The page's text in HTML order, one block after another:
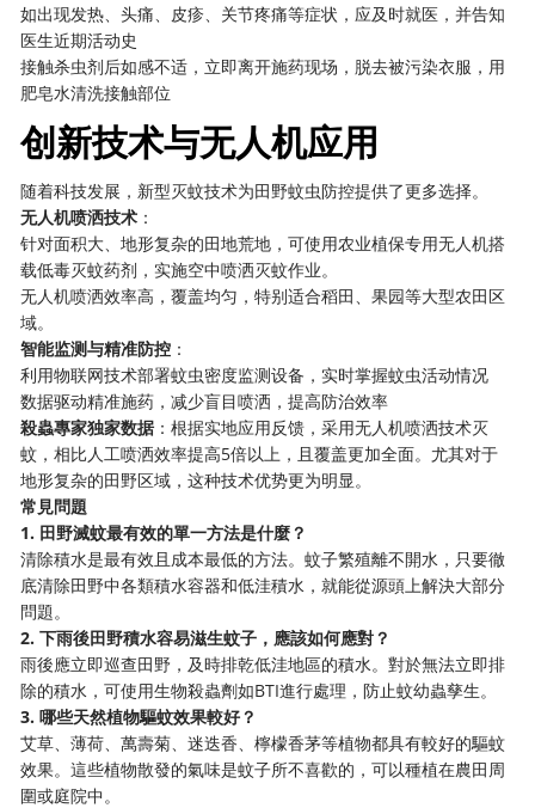
如出现发热、头痛、皮疹、关节疼痛等症状，应及时就医，并告知
医生近期活动史
接触杀虫剂后如感不适，立即离开施药现场，脱去被污染衣服，用
肥皂水清洗接触部位
创新技术与无人机应用
随着科技发展，新型灭蚊技术为田野蚊虫防控提供了更多选择。
无人机喷洒技术 ：
针对面积大、地形复杂的田地荒地，可使用农业植保专用无人机搭
载低毒灭蚊药剂，实施空中喷洒灭蚊作业。
无人机喷洒效率高，覆盖均匀，特别适合稻田、果园等大型农田区
域。
智能监测与精准防控 ：
利用物联网技术部署蚊虫密度监测设备，实时掌握蚊虫活动情况
数据驱动精准施药，减少盲目喷洒，提高防治效率
殺蟲專家独家数据：根据实地应用反馈，采用无人机喷洒技术灭
蚊，相比人工喷洒效率提高5倍以上，且覆盖更加全面。尤其对于
地形复杂的田野区域，这种技术优势更为明显。
常見問題
1. 田野滅蚊最有效的單一方法是什麼？
清除積水是最有效且成本最低的方法。蚊子繁殖離不開水，只要徹
底清除田野中各類積水容器和低洼積水，就能從源頭上解決大部分
問題。
2. 下雨後田野積水容易滋生蚊子，應該如何應對？
雨後應立即巡查田野，及時排乾低洼地區的積水。對於無法立即排
除的積水，可使用生物殺蟲劑如BTI進行處理，防止蚊幼蟲孳生。
3. 哪些天然植物驅蚊效果較好？
艾草、薄荷、萬壽菊、迷迭香、檸檬香茅等植物都具有較好的驅蚊
效果。這些植物散發的氣味是蚊子所不喜歡的，可以種植在農田周
圍或庭院中。